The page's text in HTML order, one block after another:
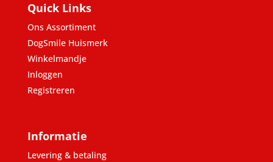
Quick Links
Ons Assortiment
DogSmile Huismerk
Winkelmandje
Inloggen
Registreren
Informatie
Levering & betaling